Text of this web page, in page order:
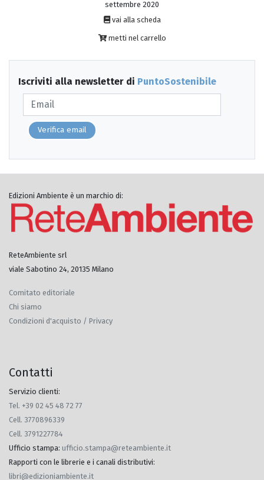
settembre 2020
vai alla scheda
metti nel carrello
Iscriviti alla newsletter di PuntoSostenibile
Verifica email
Edizioni Ambiente è un marchio di:
ReteAmbiente srl
viale Sabotino 24, 20135 Milano
Comitato editoriale
Chi siamo
Condizioni d'acquisto / Privacy
Contatti
Servizio clienti:
Tel. +39 02 45 48 72 77
Cell. 3770896339
Cell. 3791227784
Ufficio stampa: ufficio.stampa@reteambiente.it
Rapporti con le librerie e i canali distributivi:
libri@edizioniambiente.it